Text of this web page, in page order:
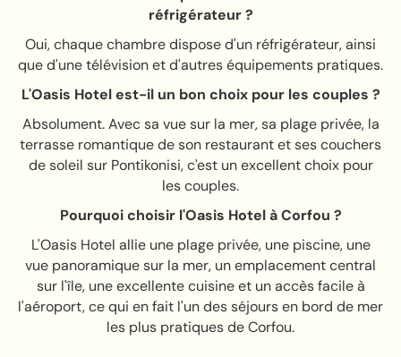
réfrigérateur ?
Oui, chaque chambre dispose d'un réfrigérateur, ainsi
que d'une télévision et d'autres équipements pratiques.
L'Oasis Hotel est-il un bon choix pour les couples ?
Absolument. Avec sa vue sur la mer, sa plage privée, la
terrasse romantique de son restaurant et ses couchers
de soleil sur Pontikonisi, c'est un excellent choix pour
les couples.
Pourquoi choisir l'Oasis Hotel à Corfou ?
L'Oasis Hotel allie une plage privée, une piscine, une
vue panoramique sur la mer, un emplacement central
sur l'île, une excellente cuisine et un accès facile à
l'aéroport, ce qui en fait l'un des séjours en bord de mer
les plus pratiques de Corfou.